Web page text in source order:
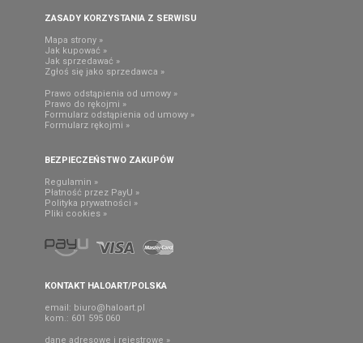
ZASADY KORZYSTANIA Z SERWISU
Mapa strony »
Jak kupować »
Jak sprzedawać »
Zgłoś się jako sprzedawca »
Prawo odstąpienia od umowy »
Prawo do rękojmi »
Formularz odstąpienia od umowy »
Formularz rękojmi »
BEZPIECZEŃSTWO ZAKUPÓW
Regulamin »
Płatność przez PayU »
Polityka prywatności »
Pliki cookies »
KONTAKT HALOART/POLSKA
email: biuro@haloart.pl
kom.: 601 595 060
dane adresowe i rejestrowe »